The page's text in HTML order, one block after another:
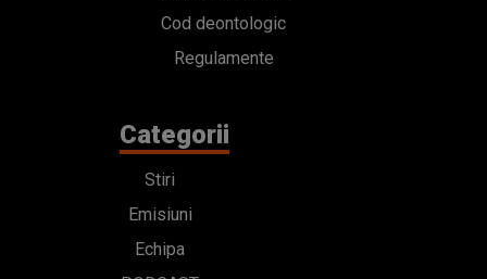
Cod deontologic
Regulamente
Categorii
Stiri
Emisiuni
Echipa